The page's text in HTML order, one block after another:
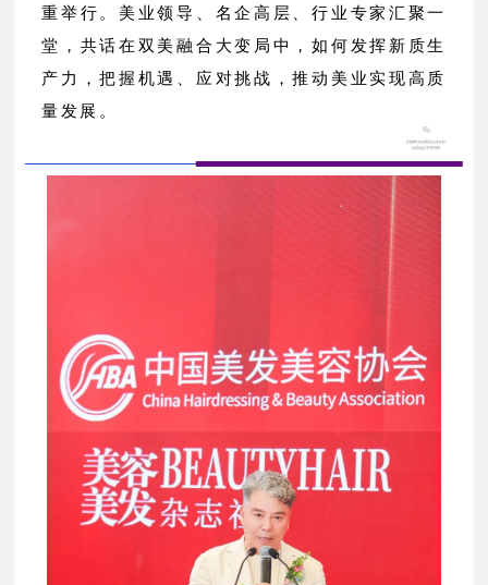
重举行。美业领导、名企高层、行业专家汇聚一
堂，共话在双美融合大变局中，如何发挥新质生
产力，把握机遇、应对挑战，推动美业实现高质
量发展。